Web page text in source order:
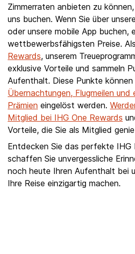
Zimmerraten anbieten zu
uns buchen. Wenn Sie über
oder unsere mobile App buchen,
wettbewerbsfähigsten Preise.
Rewards, unserem
exklusive Vorteile und sammeln
Aufenthalt. Diese Punkte können
Übernachtungen, Flugmeilen und
Prämien eingelöst werden.
Mitglied bei IHG One Rewards
Vorteile, die Sie als Mitglied
Entdecken Sie das perfekte IHG
schaffen Sie unvergessliche
noch heute Ihren Aufenthalt bei
Ihre Reise einzigartig machen.